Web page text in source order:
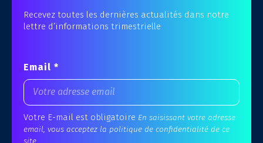
Recevez toutes les dernières actualités dans notre
lettre d’informations trimestrielle
Email *
Votre E-mail est obligatoire En saisissant votre adresse
email, vous acceptez la politique de confidentialité de ce